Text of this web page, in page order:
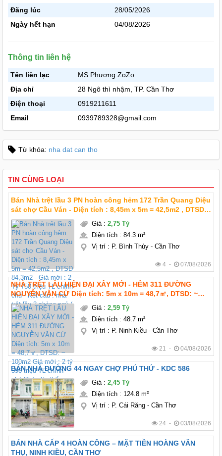
Đăng lúc
28/05/2026
Ngày hết hạn
04/08/2026
Thông tin liên hệ
Tên liên lạc
MS Phương ZoZo
Địa chỉ
28 Ngô thì nhậm, TP. Cần Thơ
Điện thoại
0919211611
Email
0939789328@gmail.com
Từ khóa: nha dat can tho
TIN CÙNG LOẠI
Bán Nhà trệt lầu 3 PN hoàn công hẻm 172 Trần Quang Diệu
sát chợ Cầu Ván - Diện tích : 8,45m x 5m = 42,5m2 , DTSD
84,3m2 - Giá mới : 2 Tỷ 750 triệu TL chính chủ - Kết cấu :
nhà trệt lầu 3 phòng ngủ (
Giá: 2,75 Tỷ
Diện tích: 84.3 m²
Vị trí: P. Bình Thủy - Cần Thơ
4 - 07/08/2026
NHÀ TRỆT LẦU HIỆN ĐẠI XÂY MỚI - HẺM 311 ĐƯỜNG
NGUYỄN VĂN CỪ Diện tích: 5m x 10m = 48,7㎡, DTSD: ~
100m2 Giá mới : 2 tỷ 590 triệu TL chính chủ Pháp lý: thổ
cư hoàn công Hướng: Tây bắc
Giá: 2,59 Tỷ
Diện tích: 48.7 m²
Vị trí: P. Ninh Kiều - Cần Thơ
21 - 04/08/2026
BÁN NHÀ ĐƯỜNG 44 NGAY CHỢ PHÚ THỨ - KDC 586
Giá: 2,45 Tỷ
Diện tích: 124.8 m²
Vị trí: P. Cái Răng - Cần Thơ
24 - 03/08/2026
BÁN NHÀ CẤP 4 HOÀN CÔNG – MẶT TIỀN HOÀNG VĂN
THỤ, NINH KIỀU, CẦN THƠ